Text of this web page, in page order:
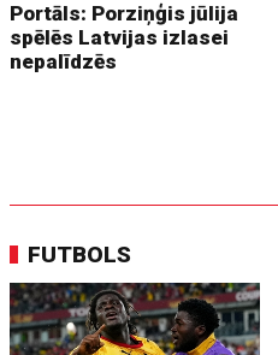
Portāls: Porziņģis jūlija
spēlēs Latvijas izlasei
nepalīdzēs
FUTBOLS